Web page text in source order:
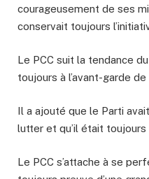
courageusement de ses
conservait toujours
Le PCC suit la tendance
toujours à l’avant-garde
Il a ajouté que le Parti
lutter et qu’il était
Le PCC s’attache à se